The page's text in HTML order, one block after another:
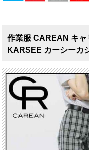
作業服 CAREAN キ
KARSEE カーシーカ